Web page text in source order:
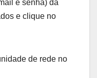
e senha) da
e clique no
de rede no